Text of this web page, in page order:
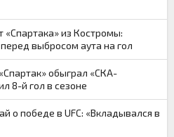
«Спартака» из Костромы:
выбросом аута на гол
обыграл «СКА-
8-й гол в сезоне
о победе в UFC: «Вкладывался в